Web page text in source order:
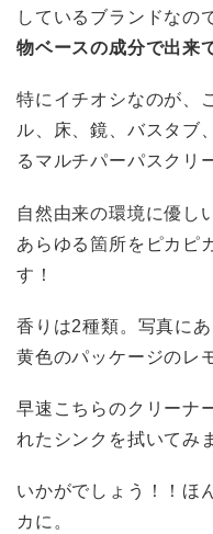
しているブランドなので
物ベースの成分で出来
特にイチオシなのが、
ル、床、鏡、バスタブ
るマルチパーパスクリ
自然由来の環境に優し
あらゆる箇所をピカピ
す！
香りは2種類。写真に
黄色のパッケージのレ
早速こちらのクリーナ
れたシンクを拭いてみ
いかがでしょう！！ほ
カに。